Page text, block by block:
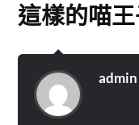
這樣的喵
admin